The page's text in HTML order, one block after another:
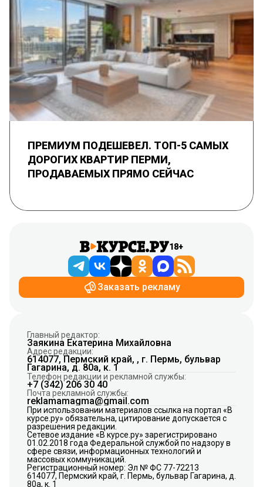
ПРЕМИУМ ПОДЕШЕВЕЛ. ТОП-5 САМЫХ
ДОРОГИХ КВАРТИР ПЕРМИ,
ПРОДАВАЕМЫХ ПРЯМО СЕЙЧАС
18+
Заказать рекламу
Главный редактор:
Заякина Екатерина Михайловна
Адрес редакции:
614077, Пермский край, , г. Пермь, бульвар
Гагарина, д. 80а, к. 1
Телефон редакции и рекламной службы:
+7 (342) 206 30 40
Почта рекламной службы:
reklamamagma@gmail.com
При использовании материалов ссылка на портал «В
курсе.ру» обязательна, цитирование допускается с
разрешения редакции.
Сетевое издание «В курсе.ру» зарегистрировано
01.02.2018 года Федеральной службой по надзору в
сфере связи, информационных технологий и
массовых коммуникаций.
Регистрационный номер: Эл № ФС 77-72213
614077, Пермский край, г. Пермь, бульвар Гагарина, д.
80а, к. 1